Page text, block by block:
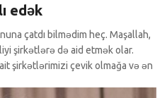
edək
çatdı bilmədim heç. Maşallah,
şirkətlərə də aid etmək olar.
şirkətlərimizi çevik olmağa və ən